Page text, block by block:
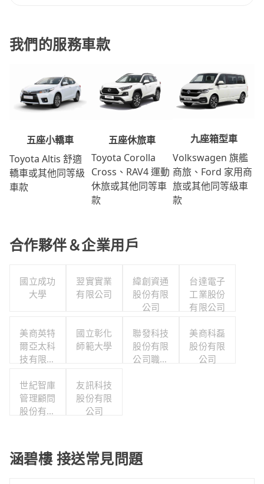
我們的服務車款
五座小轎車
Toyota Altis 舒適
轎車或其他同等級
車款
五座休旅車
Toyota Corolla
Cross、RAV4 運動
休旅或其他同等車
款
九座箱型車
Volkswagen 旗艦
商旅、Ford 家用商
旅或其他同等級車
款
合作夥伴＆企業用戶
國立成功
大學
翌實實業
有限公司
緯創資通
股份有限
公司
台達電子
工業股份
有限公司
美商英特
爾亞太科
技有限公
國立彰化
師範大學
聯發科技
股份有限
公司職工
美商科磊
股份有限
公司
世紀智庫
管理顧問
股份有限
友訊科技
股份有限
公司
涵碧樓 接送常見問題